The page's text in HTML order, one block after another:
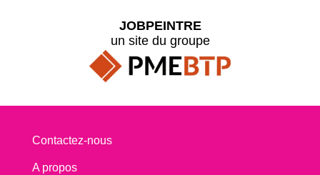
JOBPEINTRE
un site du groupe
Contactez-nous
A propos